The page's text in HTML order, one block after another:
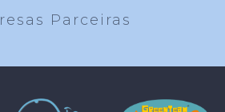
Parceiras